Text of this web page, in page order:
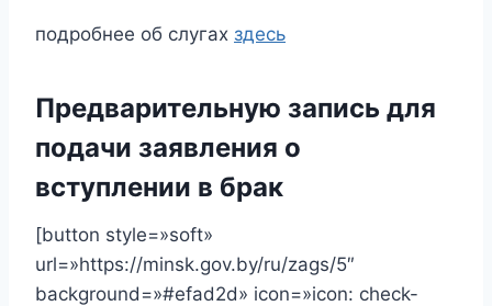
подробнее об слугах здесь
Предварительную запись для
подачи заявления о
вступлении в брак
[button style=»soft»
url=»https://minsk.gov.by/ru/zags/5″
background=»#efad2d» icon=»icon: check-